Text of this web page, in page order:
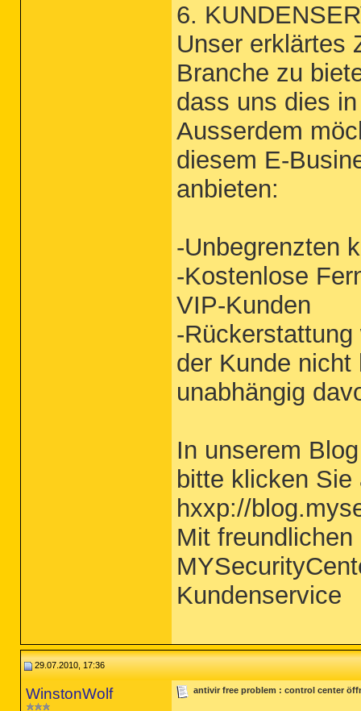
6.
Unser erklärtes
Branche zu
dass uns dies
Ausserdem
diesem E-
anbieten:
-Unbegrenzten
-Kostenlose
VIP-Kunden
-
der Kunde
unabhängig
In unserem
bitte klicken
hxxp://
Mit freundlichen
Kundenservice
29.07.2010, 17:36
WinstonWolf antivir free problem : control center